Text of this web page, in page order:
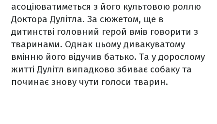
асоціюватиметься з його культовою роллю
Доктора Дулітла. За сюжетом, ще в
дитинстві головний герой вмів говорити з
тваринами. Однак цьому дивакуватому
вмінню його відучив батько. Та у дорослому
житті Дулітл випадково збиває собаку та
починає знову чути голоси тварин.